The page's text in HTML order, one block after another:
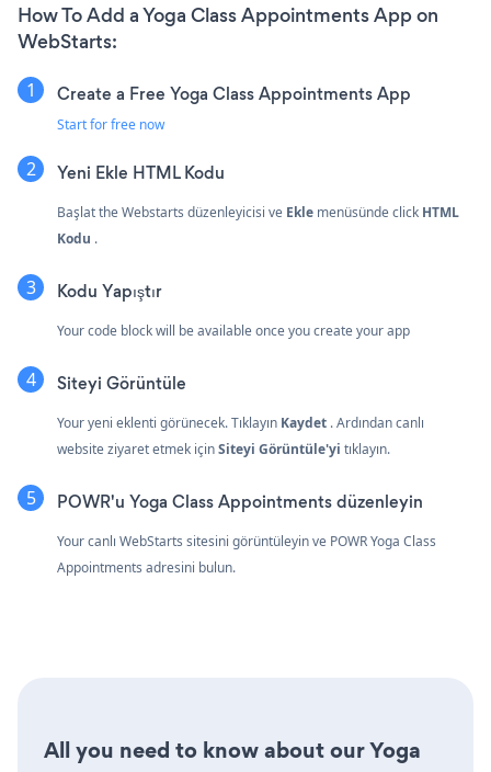
How To Add a Yoga Class Appointments App on
WebStarts:
Create a Free Yoga Class Appointments App
Start for free now
Yeni Ekle HTML Kodu
Başlat the Webstarts düzenleyicisi ve Ekle menüsünde click HTML
Kodu .
Kodu Yapıştır
Your code block will be available once you create your app
Siteyi Görüntüle
Your yeni eklenti görünecek. Tıklayın Kaydet . Ardından canlı
website ziyaret etmek içinSiteyi Görüntüle'yi tıklayın.
POWR'u Yoga Class Appointments düzenleyin
Your canlı WebStarts sitesini görüntüleyin ve POWR Yoga Class
Appointments adresini bulun.
All you need to know about our Yoga